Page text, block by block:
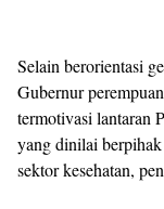
Selain berorientasi
Gubernur
termotivasi lantaran
yang dinilai
sektor kesehatan,